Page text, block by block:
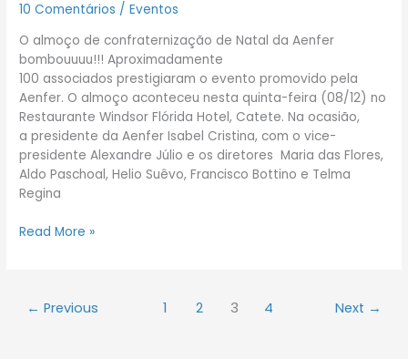
10 Comentários /Eventos
O almoço de confraternização de Natal da Aenfer
bombouuuu!!! Aproximadamente
100 associados prestigiaram o evento promovido pela
Aenfer. O almoço aconteceu nesta quinta-feira (08/12) no
Restaurante Windsor Flórida Hotel, Catete. Na ocasião,
a presidente da Aenfer Isabel Cristina, com o vice-
presidente Alexandre Júlio e os diretores Maria das Flores,
Aldo Paschoal, Helio Suêvo, Francisco Bottino e Telma
Regina
Natal
da
Aenfer
foi
um
sucesso
Read More »
← Previous 1 2 3 4 Next →